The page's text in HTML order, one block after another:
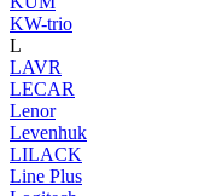
KW-trio
L
LAVR
LECAR
Lenor
Levenhuk
LILACK
Line Plus